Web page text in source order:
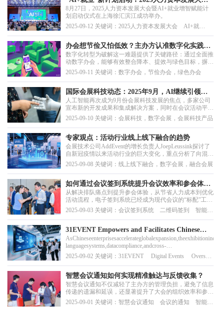
发出新信号
8月27日，2025人力资本发展大会暨AI+就业增智赋能计
划启动仪式在上海徐汇滨江成功举办。
2025-09-12 关键词：2025人力资本发展大会 AI+就
办会想节俭又怕低效？主办方认准数字化实践！
降本、提效、绿色转型一步到位
数字化转型为破解这一难题提供了关键路径：通过全面推
动数字办会，能够有效整合降本、提效与绿色目标，摒弃
形式化与过度消耗，聚焦会议实质与参与体验。依托线上
平台、智能工具和数据协同，会议组织者可实现流程优
化、资源精准配置和低碳运营，真正构建高质量、高效
率、低成本的现代化会议模式。数字化已不再是可选方
案，...
2025-09-11 关键词：数字办会，节俭办会，绿色办会
国际会展科技动态：2025年9月，AI继续引领成
为热点
人工智能再次成为9月份会展科技发展的焦点，多家公司
宣布新的开发成果和集成解决方案，同时在会议活动平面
图设计和注册系统方面也出现了新的产品。
2025-09-10 关键词：会展科技，数字会展，会展科技产品
专家观点：活动行业线上线下融合的趋势
会展技术公司AddEvent的增长负责人JoepLeussink探讨了
自新冠疫情以来活动行业的巨大变化，重点分析了向混合
式和虚拟形式的永久性转变如何为参与度、数据收集和内
容变现创造了新机遇。
2025-09-08 关键词：线上线下融合，数字会展，融合会展
如何通过会议签到系统提升会议效率和参会体
验？
从解决排队痛点到提升参会体验，从节省人力成本到优化
活动流程，电子签到系统已经成为现代会议的“标配”工
具。
2025-09-03 关键词：会议签到系统 二维码签到 智能会
31EVENT Empowers and Facilitates Chinese
Event Organizers Overseas Expansion
languagesystems,datacompliance,andcross-
2025-09-02 关键词：31EVENT Digital Events Overseas
智慧会议通知如何实现精准触达与反馈收集？
智慧会议通知不仅减轻了主办方的管理负担，避免了信息
传递的遗漏和延误，还显著提升了大会的组织效率和参会
体验。
2025-09-01 关键词：智慧会议通知 会议的通知 智能会